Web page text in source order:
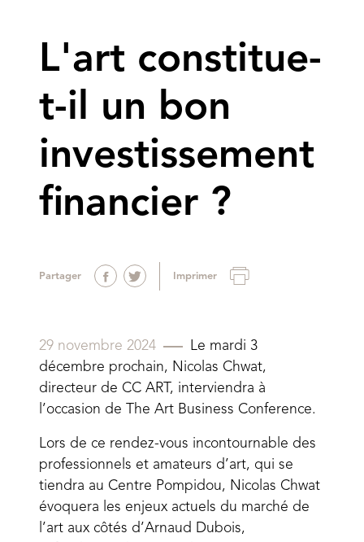
L'art constitue-
t-il un bon
investissement
financier ?
Partager Imprimer
29 novembre 2024
Le mardi 3
décembre prochain, Nicolas Chwat,
directeur de CC ART, interviendra à
l’occasion de The Art Business Conference.
Lors de ce rendez-vous incontournable des
professionnels et amateurs d’art, qui se
tiendra au Centre Pompidou, Nicolas Chwat
évoquera les enjeux actuels du marché de
l’art aux côtés d’Arnaud Dubois,